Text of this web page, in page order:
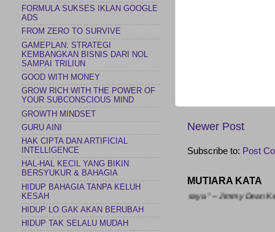
Newer Post
Subscribe to: Post
MUTIARA KATA
saya untuk selalu menggapai tujuan saya.” – Jimmy Dean
FORMULA SUKSES IKLAN GOOGLE
ADS
FROM ZERO TO SURVIVE
GAMEPLAN: STRATEGI
KEMBANGKAN BISNIS DARI NOL
SAMPAI TRILIUN
GOOD WITH MONEY
GROW RICH WITH THE POWER OF
YOUR SUBCONSCIOUS MIND
GROWTH MINDSET
GURU AINI
HAK CIPTA DAN ARTIFICIAL
INTELLIGENCE
HAL-HAL KECIL YANG BIKIN
BERSYUKUR & BAHAGIA
HIDUP BAHAGIA TANPA KELUH
KESAH
HIDUP LO GAK AKAN BERUBAH
HIDUP TAK SELALU MUDAH